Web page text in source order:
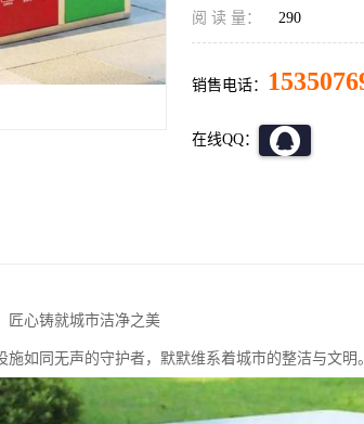
阅 读 量： 290
销售电话：
在线QQ：
匠心铸就城市洁净之美
施如同无声的守护者，默默维系着城市的整洁与文明